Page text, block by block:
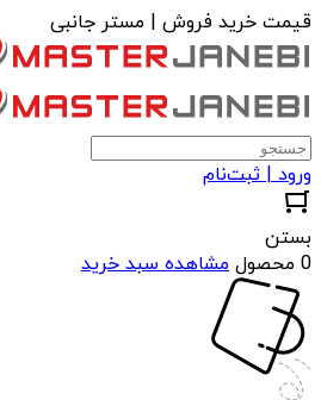
قیمت خرید فروش | مستر جانبی
ورود | ثبت‌نام
بستن
0 محصول
مشاهده سبد خرید